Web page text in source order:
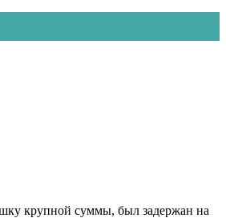
крупной суммы, был задержан на